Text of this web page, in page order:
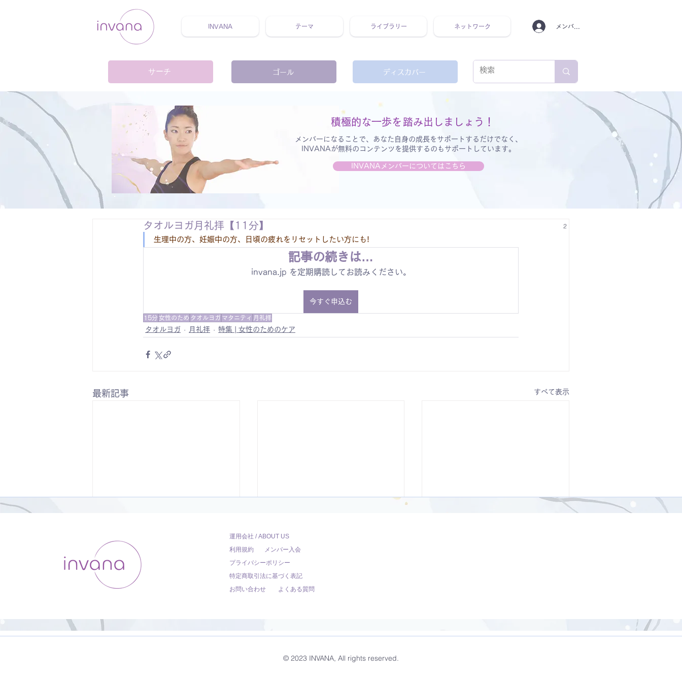
INVANA テーマ ライブラリー ネットワーク メンバーログイン
サーチ ゴール ディスカバー
積極的な一歩を
メンバーになることで、あなた自身の成長をサポートするだけでなく、
INVANAが無料のコンテンツを提供するのもサポートしています。
INVANAメンバーについてはこちら
踏み出しましょう！
タオルヨガ月礼拝【11分】
生理中の方、妊娠中の方、日頃の疲れをリセットしたい方にも!
記事の続きは…
invana.jp を定期購読してお読みください。
今すぐ申込む
15分 女性のため タオルヨガ マタニティ 月礼拝
タオルヨガ 月礼拝 特集 | 女性のためのケア
最新記事 すべて表示
分】
2
運用会社 / ABOUT US
利用規約
メンバー入会
プライバシーポリシー
特定商取引法に基づく表記
お問い合わせ
よくある質問
© 2023 INVANA, All rights reserved.